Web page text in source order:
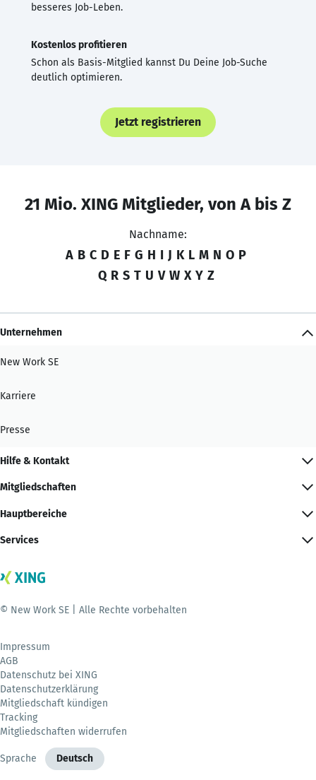
besseres Job-Leben.
Kostenlos profitieren
Schon als Basis-Mitglied kannst Du Deine Job-Suche
deutlich optimieren.
Jetzt registrieren
21 Mio. XING Mitglieder, von A bis Z
Nachname:
A B C D E F G H I J K L M N O P
Q R S T U V W X Y Z
Unternehmen
New Work SE
Karriere
Presse
Hilfe & Kontakt
Mitgliedschaften
Hauptbereiche
Services
© New Work SE | Alle Rechte vorbehalten
Impressum
AGB
Datenschutz bei XING
Datenschutzerklärung
Mitgliedschaft kündigen
Tracking
Mitgliedschaften widerrufen
Sprache Deutsch